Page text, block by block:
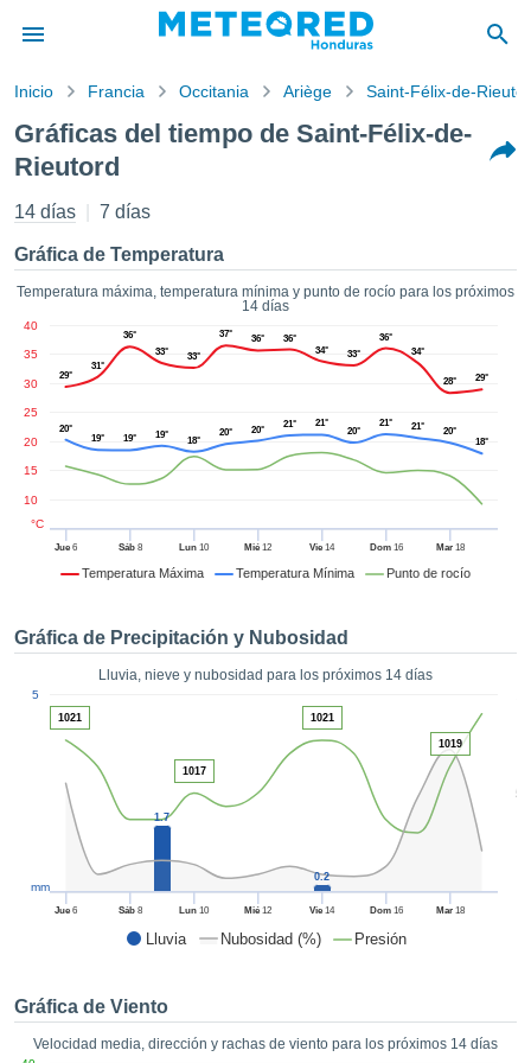
de
por
que la
calidad.
a este
las
y
forma
digital
basada
nuestra
seguir
sin coste.
a la
nuestros
nos
así como
un perfil
para
CONTINUAR
CONFIGURACIÓN
Inicio Francia Occitania Ariège Saint-Félix-de-
Gráficas del tiempo de Saint-Félix-de-
Rieutord
14 días 7 días
Gráfica de Temperatura
Temperatura máxima, temperatura mínima y punto de rocío para los próximos
14 días
Temperatura Máxima Temperatura Mínima Punto de rocío
Jue 6 Sáb8 Lun 10 Mié 12 Vie 14 Dom16 Mar18
10
15
20
25
30
35
40
°C
29°
31°
36°
33°
33°
37° 36°
36°
34°
33°
36°
34°
28° 29°
20°
19°
19° 19°
18°
20° 20°
21° 21°
20°
21° 21°
20°
18°
Gráfica de Precipitación y Nubosidad
Lluvia, nieve y nubosidad para los próximos 14 días
Lluvia Nubosidad (%) Presión
50
Jue 6 Sáb8 Lun 10 Mié 12 Vie 14 Dom16 Mar18
5
mm
1.7
0.2
1021
1017
1021
1019
Gráfica de Viento
Velocidad media, dirección y rachas de viento para los próximos 14 días